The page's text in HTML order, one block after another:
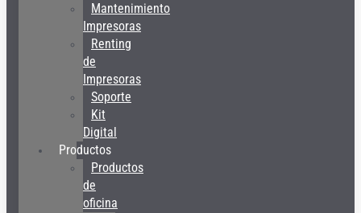
Mantenimiento
Impresoras
Renting
de
Impresoras
Soporte
Kit
Digital
Productos
Productos
de
oficina